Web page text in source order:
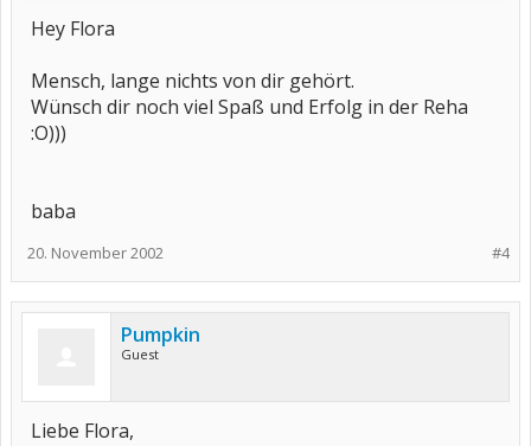
Hey Flora
Mensch, lange nichts von dir gehört.
Wünsch dir noch viel Spaß und Erfolg in der Reha
:O)))
baba
#4
20. November 2002
Pumpkin
Guest
Liebe Flora,